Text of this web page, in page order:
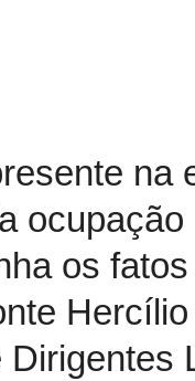
na
os